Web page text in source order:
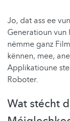
Jo, dat ass ee
Generatioun vun
nëmme ganz
kënnen, mee,
Applikatioune
Roboter.
Wat stécht